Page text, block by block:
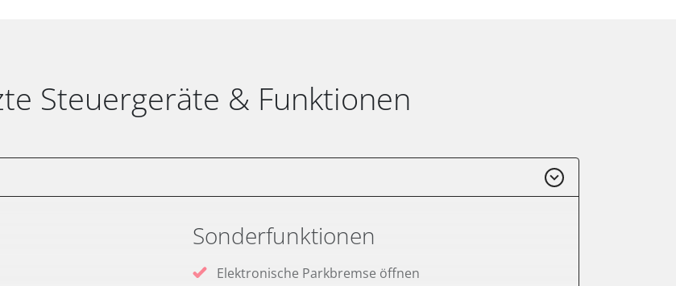
Steuergeräte & Funktionen
Sonderfunktionen
Elektronische Parkbremse öffnen